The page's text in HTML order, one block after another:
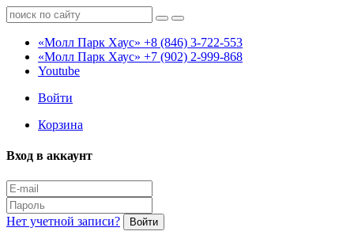
«Молл Парк Хаус» +8 (846) 3-722-553
«Молл Парк Хаус» +7 (902) 2-999-868
Youtube
Войти
Корзина
Вход в аккаунт
Нет учетной записи? Войти